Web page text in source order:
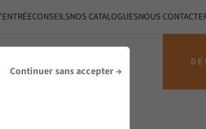
Continuer sans accepter →
CONSEILSNOS CATALOGUESNOUS